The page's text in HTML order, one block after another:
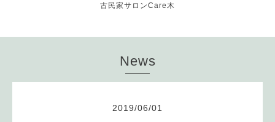
古民家サロンCare木
News
2019/06/01